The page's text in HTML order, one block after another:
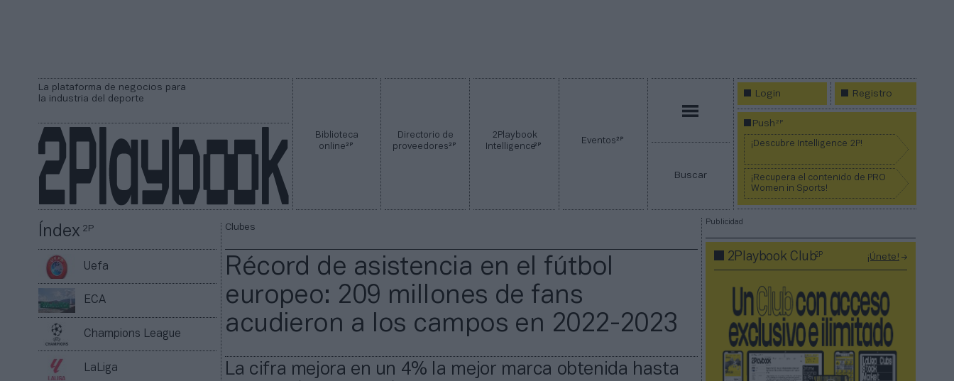
La plataforma de negocios para
la industria del deporte
Biblioteca
online2P
Directorio de
proveedores2P
2Playbook
Intelligence2P Eventos2P
Buscar
Login Registro
Push2P
¡Descubre Intelligence 2P!
¡Recupera el contenido de PRO
Women in Sports!
Índex2P
Uefa
ECA
Champions League
LaLiga
Clubes
Récord de asistencia en el fútbol
europeo: 209 millones de fans
acudieron a los campos en 2022-2023
La cifra mejora en un 4% la mejor marca obtenida hasta
Publicidad
2Playbook Club2P ¡Únete!